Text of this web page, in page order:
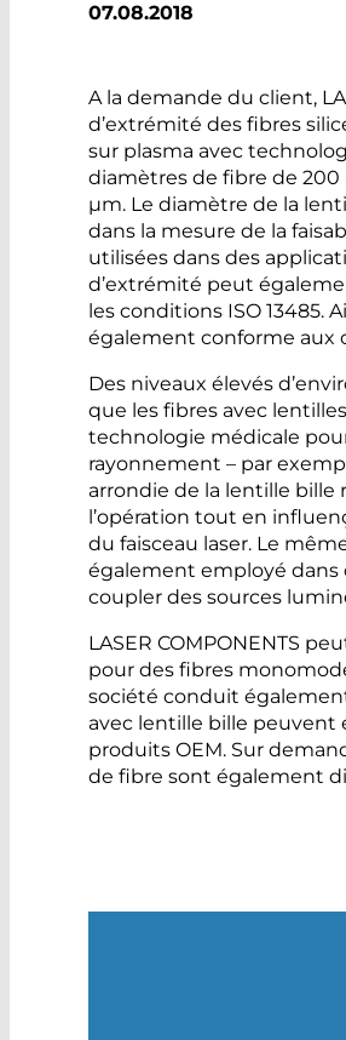
07.08.2018
A la demande du client,
d’extrémité des fibres
sur plasma avec
diamètres de fibre de
µm. Le diamètre de la
dans la mesure de la
utilisées dans des
d’extrémité peut
les conditions ISO 13485.
également conforme aux
Des niveaux élevés
que les fibres avec
technologie médicale
rayonnement – par
arrondie de la lentille
l’opération tout en
du faisceau laser. Le
également employé dans
coupler des sources
LASER COMPONENTS
pour des fibres
société conduit
avec lentille bille peuvent
produits OEM. Sur
de fibre sont également